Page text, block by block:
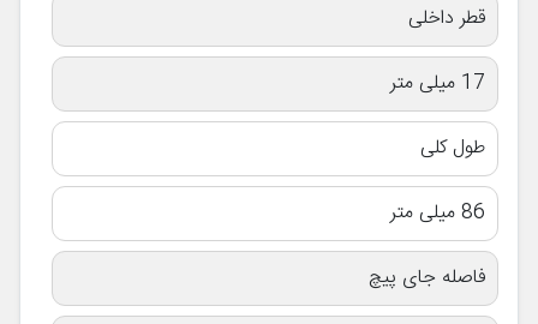
قطر داخلی
17 میلی متر
طول کلی
86 میلی متر
فاصله جای پیچ